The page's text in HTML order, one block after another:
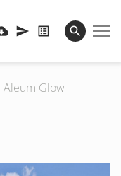
Aleum Glow